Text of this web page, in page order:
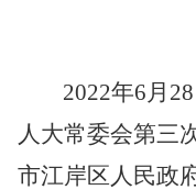
2022年6月 28
人大常委会第三
市江岸区人民政